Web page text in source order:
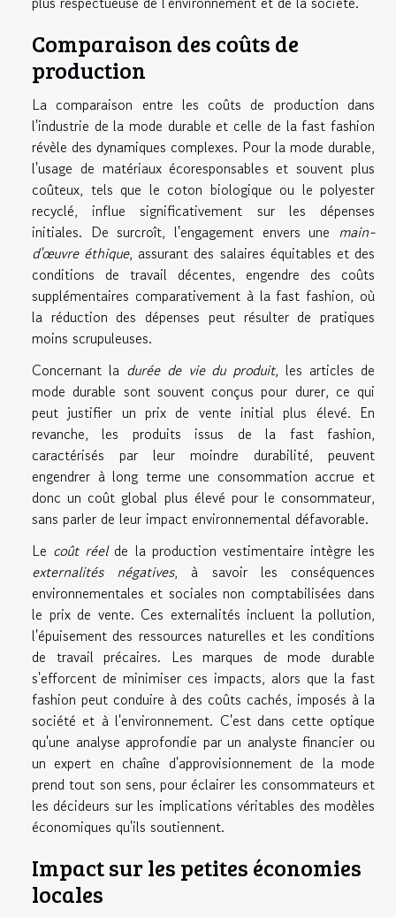
Comparaison des coûts de
production
La comparaison entre les coûts de production dans
l'industrie de la mode durable et celle de la fast fashion
révèle des dynamiques complexes. Pour la mode durable,
l'usage de matériaux écoresponsables et souvent plus
coûteux, tels que le coton biologique ou le polyester
recyclé, influe significativement sur les dépenses
initiales. De surcroît, l'engagement envers une main-
d'œuvre éthique, assurant des salaires équitables et des
conditions de travail décentes, engendre des coûts
supplémentaires comparativement à la fast fashion, où
la réduction des dépenses peut résulter de pratiques
moins scrupuleuses.
Concernant la durée de vie du produit, les articles de
mode durable sont souvent conçus pour durer, ce qui
peut justifier un prix de vente initial plus élevé. En
revanche, les produits issus de la fast fashion,
caractérisés par leur moindre durabilité, peuvent
engendrer à long terme une consommation accrue et
donc un coût global plus élevé pour le consommateur,
sans parler de leur impact environnemental défavorable.
Le coût réelde la production vestimentaire intègre les
externalités négatives, à savoir les conséquences
environnementales et sociales non comptabilisées dans
le prix de vente. Ces externalités incluent la pollution,
l'épuisement des ressources naturelles et les conditions
de travail précaires. Les marques de mode durable
s'efforcent de minimiser ces impacts, alors que la fast
fashion peut conduire à des coûts cachés, imposés à la
société et à l'environnement. C'est dans cette optique
qu'une analyse approfondie par un analyste financier ou
un expert en chaîne d'approvisionnement de la mode
prend tout son sens, pour éclairer les consommateurs et
les décideurs sur les implications véritables des modèles
économiques qu'ils soutiennent.
Impact sur les petites économies
locales